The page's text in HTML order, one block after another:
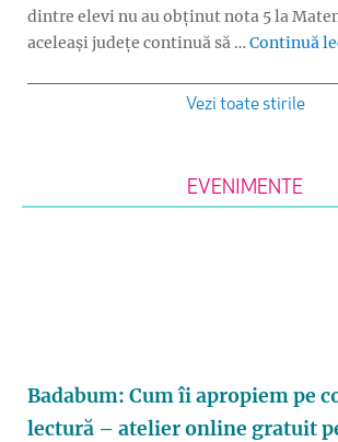
dintre elevi nu au obținut nota 5 la
aceleași județe continuă să … Continuă
Vezi toate stirile
EVENIMENTE
Badabum: Cum îi apropiem pe
lectură – atelier online gratuit